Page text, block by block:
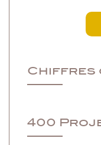
Chiffres
400